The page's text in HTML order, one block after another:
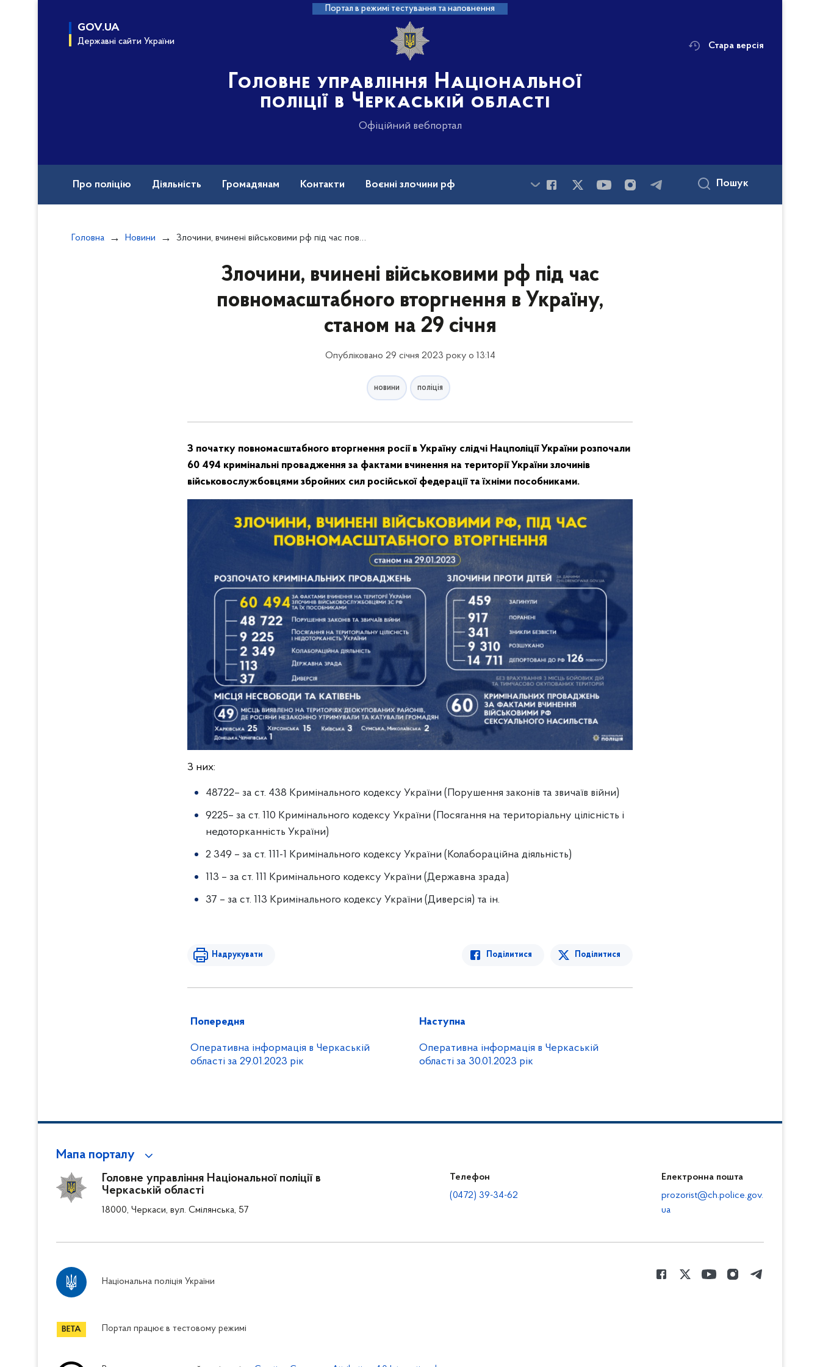
Портал в режимі тестування та наповнення
GOV.UA
Державні сайти України
Головне управління Національної
поліції в Черкаській області
Офіційний вебпортал
Стара версія
Про поліцію Діяльність Громадянам Контакти Воєнні злочини рф Пошук
Головна Новини Злочини, вчинені військовими рф під час повномасштабного вторгнення в Україну, станом на 29 січня
Злочини, вчинені військовими рф під час
повномасштабного вторгнення в Україну,
станом на 29 січня
Опубліковано 29 січня 2023 року о 13:14
новини поліція
З початку повномасштабного вторгнення росії в Україну слідчі Нацполіції України розпочали
60 494 кримінальні провадження за фактами вчинення на території України злочинів
військовослужбовцями збройних сил російської федерації та їхніми пособниками.
З них:
48722– за ст. 438 Кримінального кодексу України (Порушення законів та звичаїв війни)
9225– за ст. 110 Кримінального кодексу України (Посягання на територіальну цілісність і
недоторканність України)
2 349 – за ст. 111-1 Кримінального кодексу України (Колабораційна діяльність)
113 – за ст. 111 Кримінального кодексу України (Державна зрада)
37 – за ст. 113 Кримінального кодексу України (Диверсія) та ін.
Надрукувати Поділитися Поділитися
Попередня
Оперативна інформація в Черкаській
області за 29.01.2023 рік
Наступна
Оперативна інформація в Черкаській
області за 30.01.2023 рік
Мапа порталу
Головне управління Національної поліції в
Черкаській області
18000, Черкаси, вул. Смілянська, 57
Телефон
(0472) 39-34-62
Електронна пошта
prozorist@ch.police.gov.
ua
Національна поліція України
Портал працює в тестовому режимі